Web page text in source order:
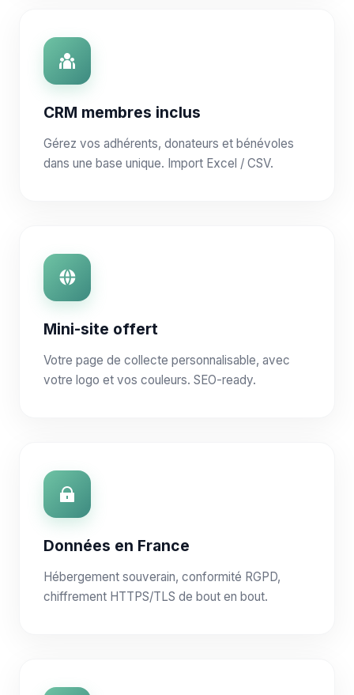
CRM membres inclus
Gérez vos adhérents, donateurs et bénévoles
dans une base unique. Import Excel / CSV.
Mini-site offert
Votre page de collecte personnalisable, avec
votre logo et vos couleurs. SEO-ready.
Données en France
Hébergement souverain, conformité RGPD,
chiffrement HTTPS/TLS de bout en bout.